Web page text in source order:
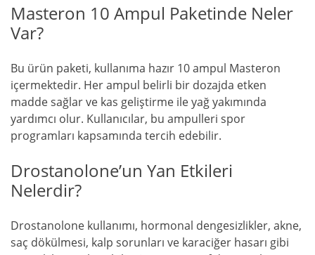
Masteron 10 Ampul Paketinde Neler
Var?
Bu ürün paketi, kullanıma hazır 10 ampul Masteron
içermektedir. Her ampul belirli bir dozajda etken
madde sağlar ve kas geliştirme ile yağ yakımında
yardımcı olur. Kullanıcılar, bu ampulleri spor
programları kapsamında tercih edebilir.
Drostanolone’un Yan Etkileri
Nelerdir?
Drostanolone kullanımı, hormonal dengesizlikler, akne,
saç dökülmesi, kalp sorunları ve karaciğer hasarı gibi